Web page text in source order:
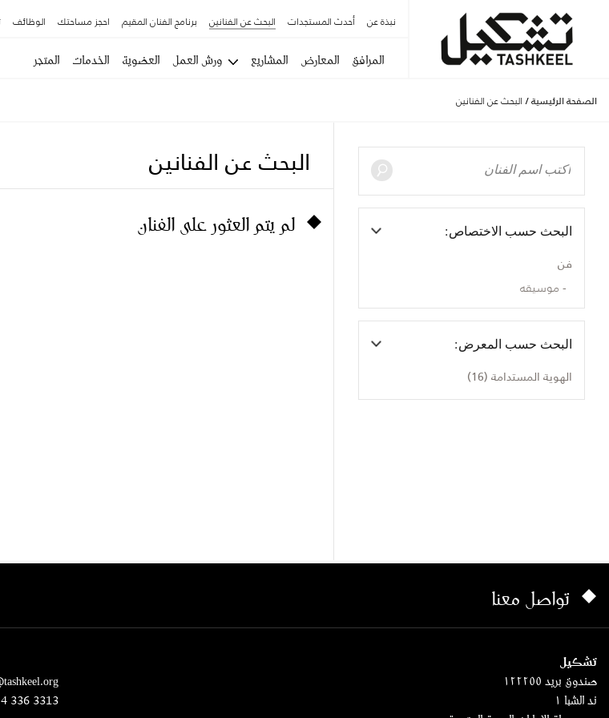
نبذة عن أحدث المستجدات البحث عن الفنانين برنامج الفنان المقيم احجز مساحتك الوظائف
المرافق المعارض المشاريع ورش العمل العضوية الخدمات المتجر
الصفحة الرئيسية / البحث عن الفنانين
البحث حسب الاختصاص:
فن
موسيقه
البحث حسب المعرض:
الهوية المستدامة (16)
البحث عن الفنانين
لم يتم العثور على الفنان
تواصل معنا
تشكيل
صندوق بريد ١٢٢٢٥٥
ند الشبا ١
336 3313